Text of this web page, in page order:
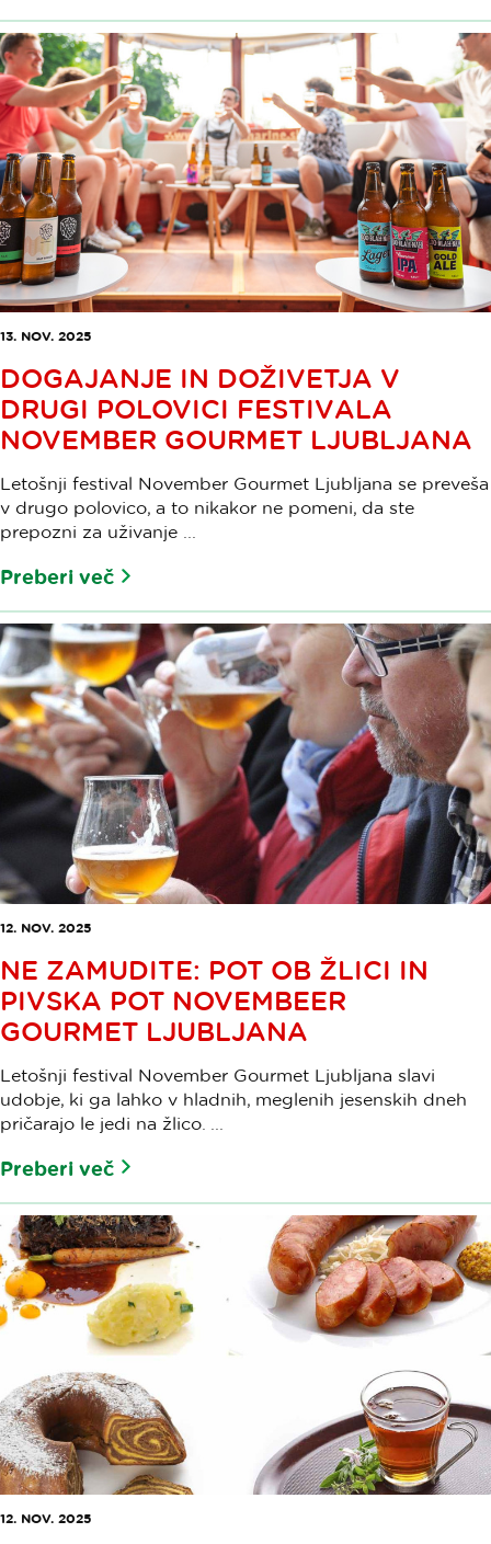
13. NOV. 2025
DOGAJANJE IN DOŽIVETJA V
DRUGI POLOVICI FESTIVALA
NOVEMBER GOURMET LJUBLJANA
Letošnji festival November Gourmet Ljubljana se preveša
v drugo polovico, a to nikakor ne pomeni, da ste
prepozni za uživanje ...
Preberi več
12. NOV. 2025
NE ZAMUDITE: POT OB ŽLICI IN
PIVSKA POT NOVEMBEER
GOURMET LJUBLJANA
Letošnji festival November Gourmet Ljubljana slavi
udobje, ki ga lahko v hladnih, meglenih jesenskih dneh
pričarajo le jedi na žlico. ...
Preberi več
12. NOV. 2025